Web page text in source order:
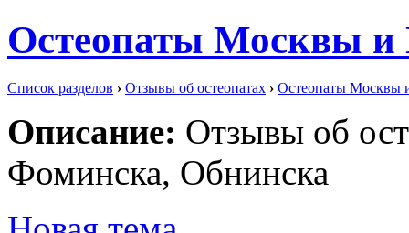
Остеопаты Москвы и
Список разделов › Отзывы об остеопатах › Остеопаты Москвы
Описание: Отзывы об
Фоминска, Обнинска